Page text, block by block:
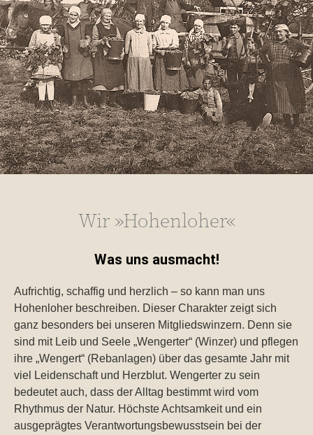
Wir »Hohenloher«
Was uns ausmacht!
Aufrichtig, schaffig und herzlich – so kann man uns
Hohenloher beschreiben. Dieser Charakter zeigt sich
ganz besonders bei unseren Mitgliedswinzern. Denn sie
sind mit Leib und Seele „Wengerter“ (Winzer) und pflegen
ihre „Wengert“ (Rebanlagen) über das gesamte Jahr mit
viel Leidenschaft und Herzblut. Wengerter zu sein
bedeutet auch, dass der Alltag bestimmt wird vom
Rhythmus der Natur. Höchste Achtsamkeit und ein
ausgeprägtes Verantwortungsbewusstsein bei der